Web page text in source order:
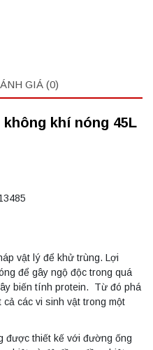
GIÁ (0)
khí nóng 45L
vật lý để khử trùng. Lợi
để gây ngộ độc trong quá
biến tính protein. Từ đó phá
các vi sinh vật trong một
được thiết kế với đường ống